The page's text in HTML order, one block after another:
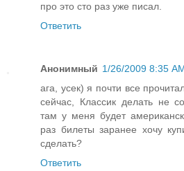
про это сто раз уже писал.
Ответить
Анонимный 1/26/2009 8:35
ага, усек) я почти все
сейчас, Классик делать не
там у меня будет
раз билеты заранее хочу
сделать?
Ответить